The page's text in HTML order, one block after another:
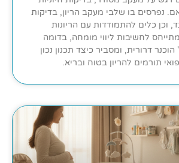
נפרסים בו שלבי מעקב הריון, בדיקות
וכן כלים להתמודדות עם הריונות
לחשיבות ליווי מומחה, בדומה
דרורית, ומסביר כיצד תכנון נכון
תורמים להריון בטוח ובריא.